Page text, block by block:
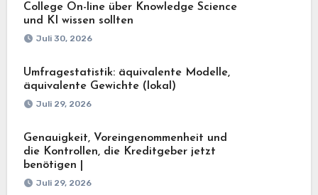
College On-line über Knowledge Science
und KI wissen sollten
Juli 30, 2026
Umfragestatistik: äquivalente Modelle,
äquivalente Gewichte (lokal)
Juli 29, 2026
Genauigkeit, Voreingenommenheit und
die Kontrollen, die Kreditgeber jetzt
benötigen |
Juli 29, 2026